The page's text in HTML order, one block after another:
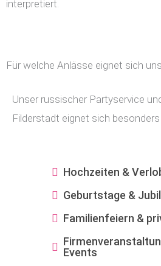
interpretiert.
Für welche Anlässe eignet sich
Unser russischer Partyservice
Filderstadt eignet sich besonders
Hochzeiten &
Geburtstage &
Familienfeiern &
Events